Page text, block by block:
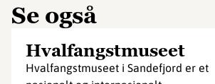
Se også
Hvalfangstmuseet
Hvalfangstmuseet i Sandefjord er et